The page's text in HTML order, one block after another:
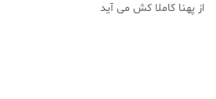
از پهنا کاملا کش می آید